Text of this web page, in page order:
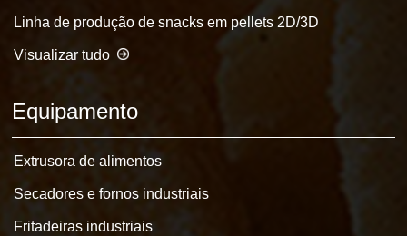
Linha de produção de snacks em pellets 2D/3D
Visualizar tudo
Equipamento
Extrusora de alimentos
Secadores e fornos industriais
Fritadeiras industriais